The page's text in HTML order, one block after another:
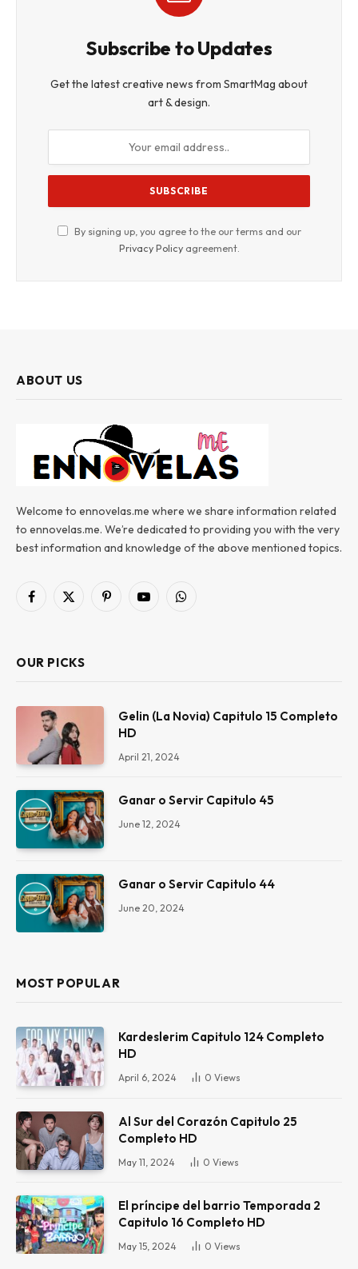
Subscribe to Updates
Get the latest creative news from SmartMag about
art & design.
By signing up, you agree to the our terms and our
Privacy Policyagreement.
ABOUT US
Welcome to ennovelas.me where we share information related
to ennovelas.me. We’re dedicated to providing you with the very
best information and knowledge of the above mentioned topics.
Facebook
X
PinterestYouTubeWhatsApp
OUR PICKS
Gelin (La Novia) Capitulo 15 Completo
HD
April 21, 2024
Ganar o Servir Capitulo 45
June 12, 2024
Ganar o Servir Capitulo 44
June 20, 2024
MOST POPULAR
Kardeslerim Capitulo 124 Completo
HD
April 6, 2024 0 Views
Al Sur del Corazón Capitulo 25
Completo HD
May 11, 2024 0 Views
El príncipe del barrio Temporada 2
Capitulo 16 Completo HD
May 15, 2024 0 Views